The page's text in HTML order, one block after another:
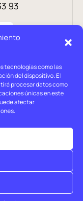
tecnologías como las
del dispositivo. El
procesar datos como
únicas en este
afectar
93